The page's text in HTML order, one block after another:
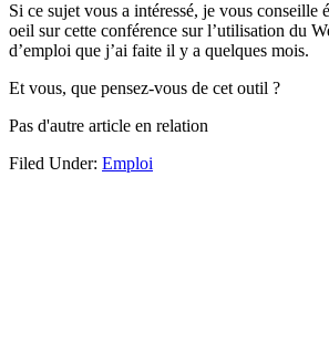
Si ce sujet vous a intéressé, je vous conseille
oeil sur cette conférence sur l’utilisation du
d’emploi que j’ai faite il y a quelques mois.
Et vous, que pensez-vous de cet outil ?
Pas d'autre article en relation
Filed Under: Emploi